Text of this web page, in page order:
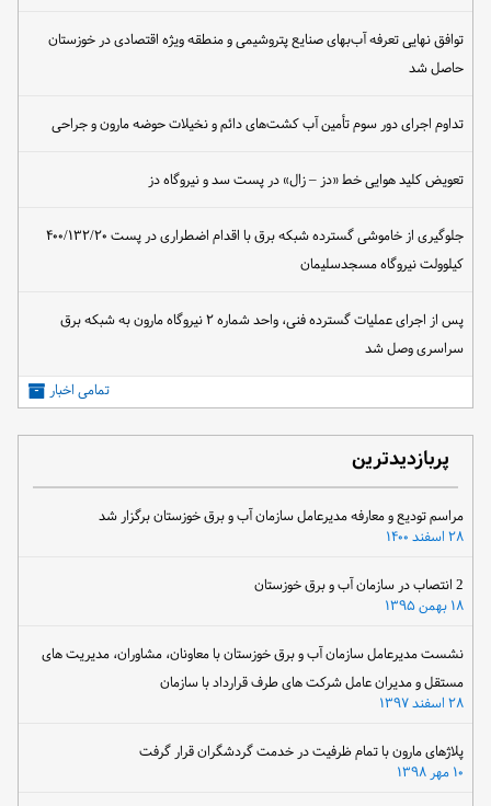
توافق نهایی تعرفه آب‌بهای صنایع پتروشیمی و منطقه ویژه اقتصادی در خوزستان
حاصل شد
تداوم اجرای دور سوم تأمین آب کشت‌های دائم و نخیلات حوضه مارون و جراحی
تعویض کلید هوایی خط «دز – زال» در پست سد و نیروگاه دز
جلوگیری از خاموشی گسترده شبکه برق با اقدام اضطراری در پست ۴۰۰/۱۳۲/۲۰
کیلوولت نیروگاه مسجدسلیمان
پس از اجرای عملیات گسترده فنی، واحد شماره ۲ نیروگاه مارون به شبکه برق
سراسری وصل شد
تمامی اخبار
پربازدیدترین
مراسم تودیع و معارفه مدیرعامل سازمان آب و برق خوزستان برگزار شد
نشست مدیرعامل سازمان آب و برق خوزستان با معاونان، مشاوران، مدیریت های
مستقل و مدیران عامل شرکت های طرف قرارداد با سازمان
پلاژهای مارون با تمام ظرفیت در خدمت گردشگران قرار گرفت